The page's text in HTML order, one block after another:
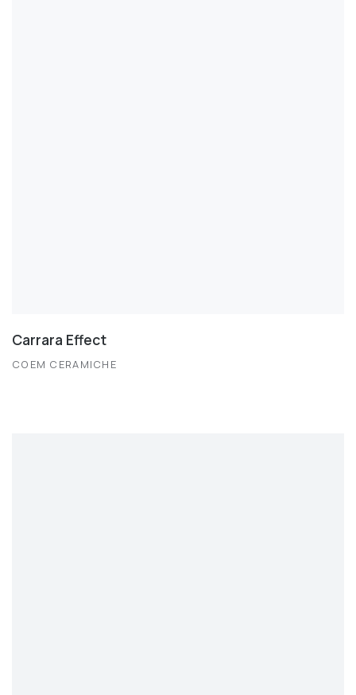
Carrara Effect
COEM CERAMICHE